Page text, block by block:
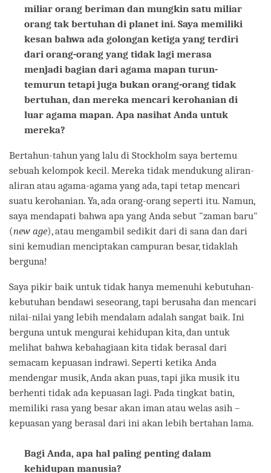
miliar orang beriman dan mungkin satu miliar
orang tak bertuhan di planet ini. Saya memiliki
kesan bahwa ada golongan ketiga yang terdiri
dari orang-orang yang tidak lagi merasa
menjadi bagian dari agama mapan turun-
temurun tetapi juga bukan orang-orang tidak
bertuhan, dan mereka mencari kerohanian di
luar agama mapan. Apa nasihat Anda untuk
mereka?
Bertahun-tahun yang lalu di Stockholm saya bertemu
sebuah kelompok kecil. Mereka tidak mendukung aliran-
aliran atau agama-agama yang ada, tapi tetap mencari
suatu kerohanian. Ya, ada orang-orang seperti itu. Namun,
saya mendapati bahwa apa yang Anda sebut "zaman baru"
(new age), atau mengambil sedikit dari di sana dan dari
sini kemudian menciptakan campuran besar, tidaklah
berguna!
Saya pikir baik untuk tidak hanya memenuhi kebutuhan-
kebutuhan bendawi seseorang, tapi berusaha dan mencari
nilai-nilai yang lebih mendalam adalah sangat baik. Ini
berguna untuk mengurai kehidupan kita, dan untuk
melihat bahwa kebahagiaan kita tidak berasal dari
semacam kepuasan indrawi. Seperti ketika Anda
mendengar musik, Anda akan puas, tapi jika musik itu
berhenti tidak ada kepuasan lagi. Pada tingkat batin,
memiliki rasa yang besar akan iman atau welas asih –
kepuasan yang berasal dari ini akan lebih bertahan lama.
Bagi Anda, apa hal paling penting dalam
kehidupan manusia?